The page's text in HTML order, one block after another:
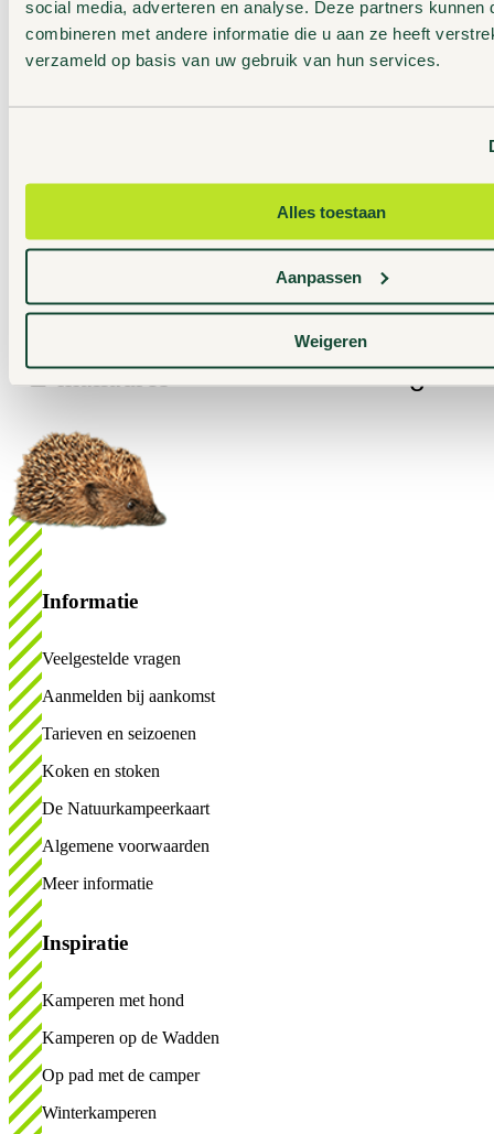
social media, adverteren en analyse. Deze partners kunnen
combineren met andere informatie die u aan ze heeft
verzameld op basis van uw gebruik van hun services.
Alles toestaan
Aanpassen
Weigeren
Lopers van het Pieterpad kunnen tussen etappe 5 en 6 kamperen
trekkersveld van natuurkampeerterreinDe Dennen. OokBorger
Informatie
Veelgestelde vragen
Aanmelden bij aankomst
Tarieven en seizoenen
Koken en stoken
De Natuurkampeerkaart
Algemene voorwaarden
Meer informatie
Inspiratie
Kamperen met hond
Kamperen op de Wadden
Op pad met de camper
Winterkamperen